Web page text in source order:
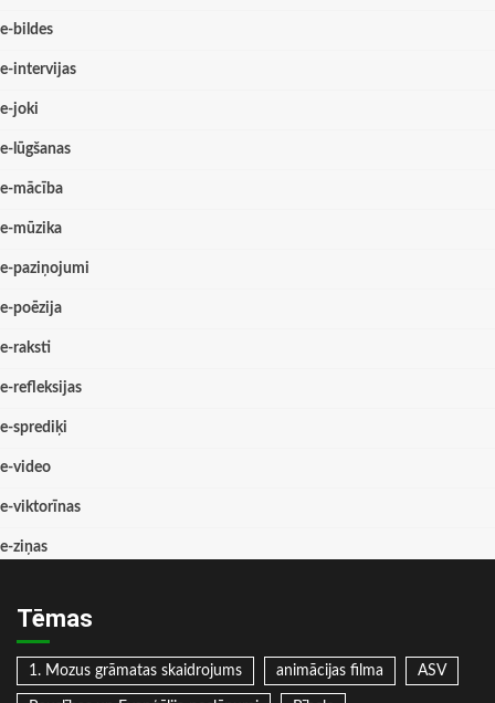
e-bildes
e-intervijas
e-joki
e-lūgšanas
e-mācība
e-mūzika
e-paziņojumi
e-poēzija
e-raksti
e-refleksijas
e-sprediķi
e-video
e-viktorīnas
e-ziņas
Tēmas
1. Mozus grāmatas skaidrojums animācijas filma ASV